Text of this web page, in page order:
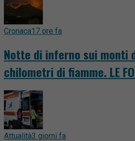
Cronaca17 ore fa
Notte di inferno sui monti
chilometri di fiamme. LE
Attualità3 giorni fa